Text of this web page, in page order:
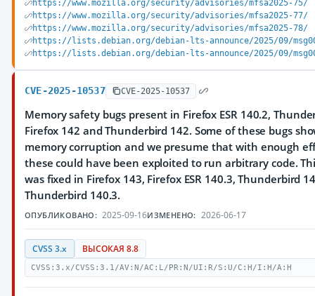
https://www.mozilla.org/security/advisories/mfsa2025-75/
https://www.mozilla.org/security/advisories/mfsa2025-77/
https://www.mozilla.org/security/advisories/mfsa2025-78/
https://lists.debian.org/debian-lts-announce/2025/09/
https://lists.debian.org/debian-lts-announce/2025/09/
CVE-2025-10537 CVE-2025-10537
Memory safety bugs present in Firefox ESR 140.2,
Firefox 142 and Thunderbird 142. Some of these bugs
memory corruption and we presume that with enough
these could have been exploited to run arbitrary code.
was fixed in Firefox 143, Firefox ESR 140.3, Thunderbird
Thunderbird 140.3.
ОПУБЛИКОВАНО: 2025-09-16ИЗМЕНЕНО: 2026-06-17
CVSS 3.x ВЫСОКАЯ 8.8
CVSS:3.x/CVSS:3.1/AV:N/AC:L/PR:N/UI:R/S:U/C:H/I:H/A:H